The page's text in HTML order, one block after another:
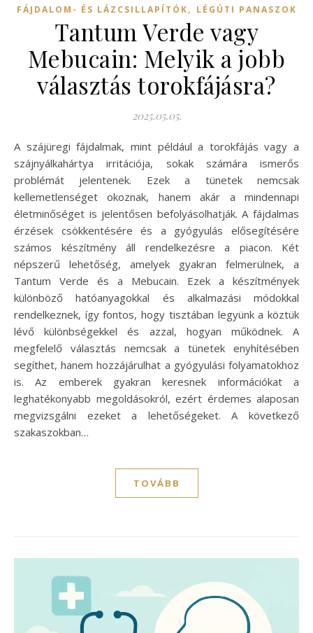
FÁJDALOM- ÉS LÁZCSILLAPÍTÓK, LÉGÚTI PANASZOK
Tantum Verde vagy
Mebucain: Melyik a jobb
választás torokfájásra?
2025.05.05.
A szájüregi fájdalmak, mint például a torokfájás vagy a
szájnyálkahártya irritációja, sokak számára ismerős
problémát jelentenek. Ezek a tünetek nemcsak
kellemetlenséget okoznak, hanem akár a mindennapi
életminőséget is jelentősen befolyásolhatják. A fájdalmas
érzések csökkentésére és a gyógyulás elősegítésére
számos készítmény áll rendelkezésre a piacon. Két
népszerű lehetőség, amelyek gyakran felmerülnek, a
Tantum Verde és a Mebucain. Ezek a készítmények
különböző hatóanyagokkal és alkalmazási módokkal
rendelkeznek, így fontos, hogy tisztában legyünk a köztük
lévő különbségekkel és azzal, hogyan működnek. A
megfelelő választás nemcsak a tünetek enyhítésében
segíthet, hanem hozzájárulhat a gyógyulási folyamatokhoz
is. Az emberek gyakran keresnek információkat a
leghatékonyabb megoldásokról, ezért érdemes alaposan
megvizsgálni ezeket a lehetőségeket. A következő
szakaszokban…
TOVÁBB